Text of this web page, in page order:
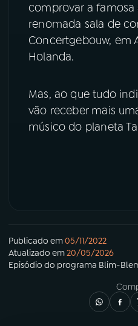
ÚLTIMAS
08PRÊMIO RÁDIO MEC
ACOMPANHE A RÁDIO MEC
YouTube
comprovar a famosa
renomada sala de
Concertgebouw, em
Holanda.
Mas, ao que tudo
vão receber mais
músico do planeta
Publicado em05/11/2022
Atualizado em20/05/2026
Episódio do programa Blim-